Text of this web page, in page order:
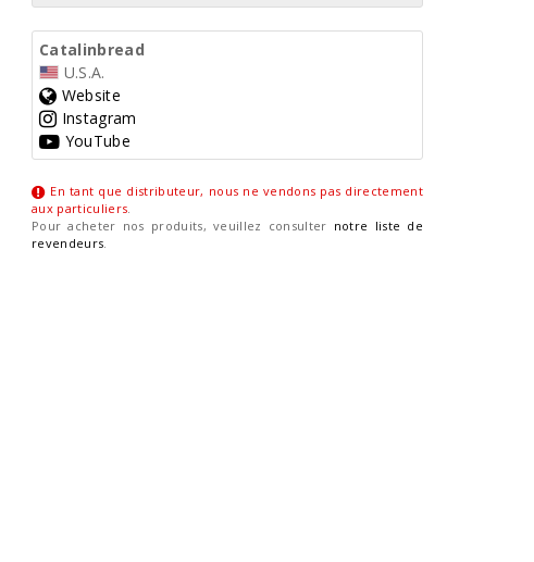
Catalinbread
U.S.A.
Website
Instagram
YouTube
En tant que distributeur, nous ne vendons pas directement
aux particuliers.
Pour acheter nos produits, veuillez consulter notre liste de
revendeurs.